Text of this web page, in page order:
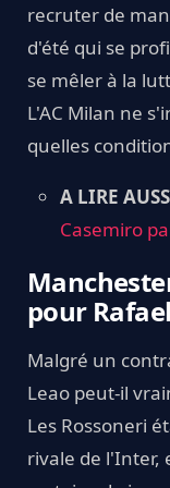
recruter de
d'été qui se
se mêler à la
L'AC Milan ne
quelles
A LIRE
Casemiro
pour
Malgré un
Leao peut-il
Les Rossoneri
rivale de l'Inter,